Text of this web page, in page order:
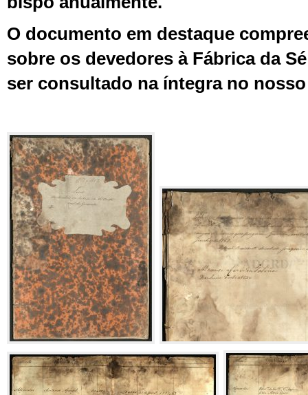
O documento em destaque
sobre os devedores à Fábrica da
ser consultado na íntegra no